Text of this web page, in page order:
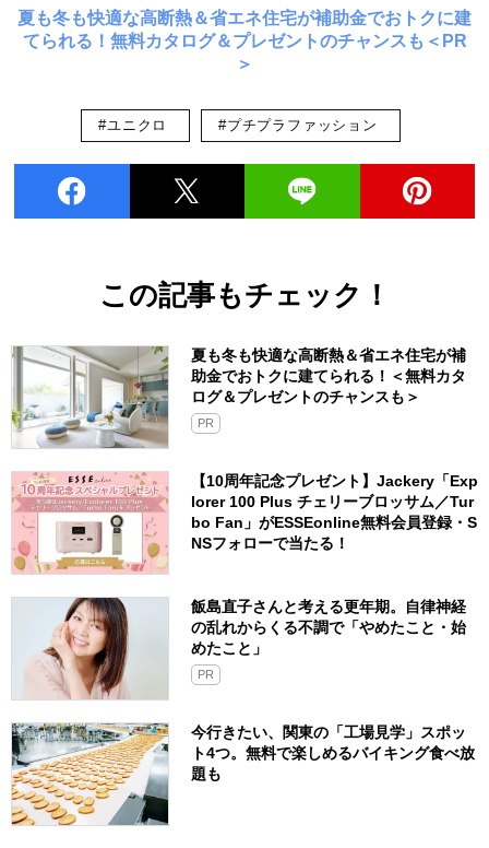
夏も冬も快適な高断熱＆省エネ住宅が補助金でおトクに建
てられる！無料カタログ＆プレゼントのチャンスも＜PR
＞
#ユニクロ #プチプラファッション
この記事もチェック！
夏も冬も快適な高断熱＆省エネ住宅が補
助金でおトクに建てられる！＜無料カタ
ログ＆プレゼントのチャンスも＞
PR
【10周年記念プレゼント】Jackery「Exp
lorer 100 Plus チェリーブロッサム／Tur
bo Fan」がESSEonline無料会員登録・S
NSフォローで当たる！
飯島直子さんと考える更年期。自律神経
の乱れからくる不調で「やめたこと・始
めたこと」
PR
今行きたい、関東の「工場見学」スポッ
ト4つ。無料で楽しめるバイキング食べ放
題も